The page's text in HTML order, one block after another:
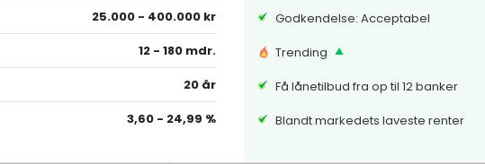
25.000 - 400.000 kr
12 - 180 mdr.
20 år
3,60 - 24,99 %
Godkendelse: Acceptabel
Trending
Få lånetilbud fra op til 12 banker
Blandt markedets laveste renter